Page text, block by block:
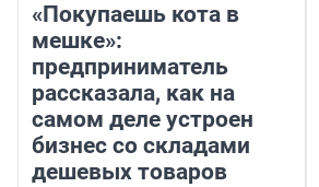
«Покупаешь кота в
мешке»:
предприниматель
рассказала, как на
самом деле устроен
бизнес со складами
дешевых товаров